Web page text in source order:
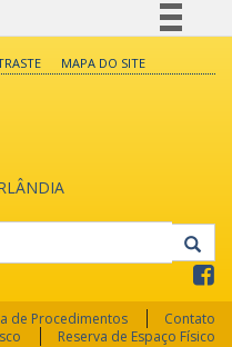
Legislação
Canais
MAPA DO SITE
de Procedimentos
Contato
Reserva de Espaço Físico